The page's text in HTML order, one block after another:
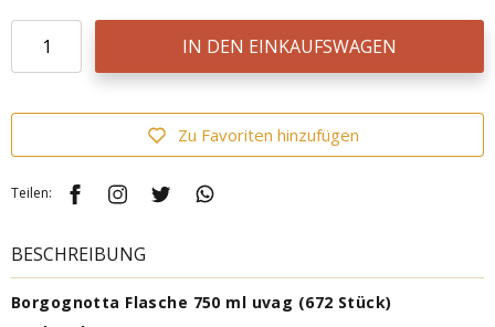
IN DEN EINKAUFSWAGEN
Zu Favoriten hinzufügen
Teilen:
BESCHREIBUNG
Borgognotta Flasche 750 ml uvag (672 Stück)